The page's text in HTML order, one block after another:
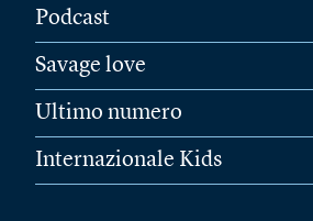
Podcast
Savage love
Ultimo numero
Internazionale Kids